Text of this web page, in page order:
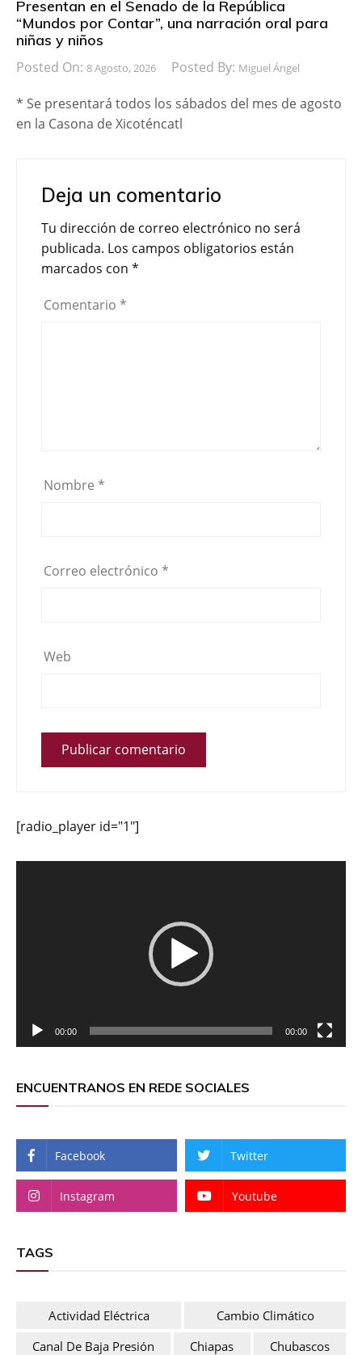
Presentan en el Senado de la República
“Mundos por Contar”, una narración oral para
niñas y niños
Posted On: 8 Agosto, 2026 Posted By: Miguel Ángel
* Se presentará todos los sábados del mes de agosto
en la Casona de Xicoténcatl
Deja un comentario
Tu dirección de correo electrónico no será
publicada. Los campos obligatorios están
marcados con *
Comentario *
Nombre *
Correo electrónico *
Web
[radio_player id="1"]
00:00 00:00
ENCUENTRANOS EN REDE SOCIALES
Facebook Twitter
Instagram Youtube
TAGS
Actividad Eléctrica
Cambio Climático
Canal De Baja Presión
Chiapas
Chubascos